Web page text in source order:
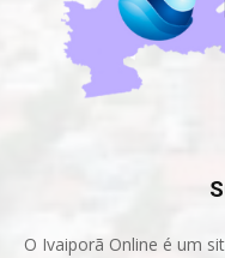
O Ivaiporã Online é um